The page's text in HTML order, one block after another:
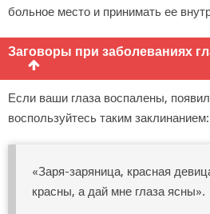
больное место и принимать ее
Заговоры при заболеваниях
Если ваши глаза воспалены,
воспользуйтесь таким заклинанием:
«Заря-заряница, красная
красны, а дай мне глаза ясны».